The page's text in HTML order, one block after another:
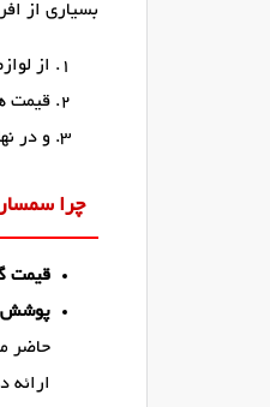
بسیاری از
از
قیمت
و در
چرا
قیمت
پوشش
حاضر
ارائه